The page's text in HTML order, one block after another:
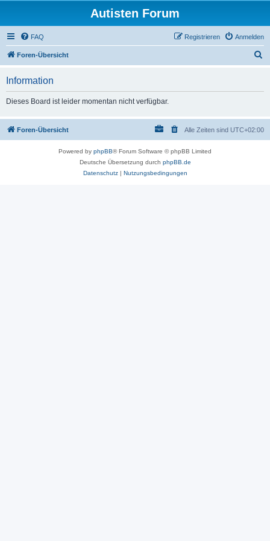
Autisten Forum
FAQ Anmelden
Registrieren
Foren-Übersicht
Information
Dieses Board ist leider momentan nicht verfügbar.
Foren-Übersicht Alle Zeiten sind UTC+02:00
Powered by phpBB® Forum Software © phpBB Limited
Deutsche Übersetzung durch phpBB.de
Datenschutz| Nutzungsbedingungen